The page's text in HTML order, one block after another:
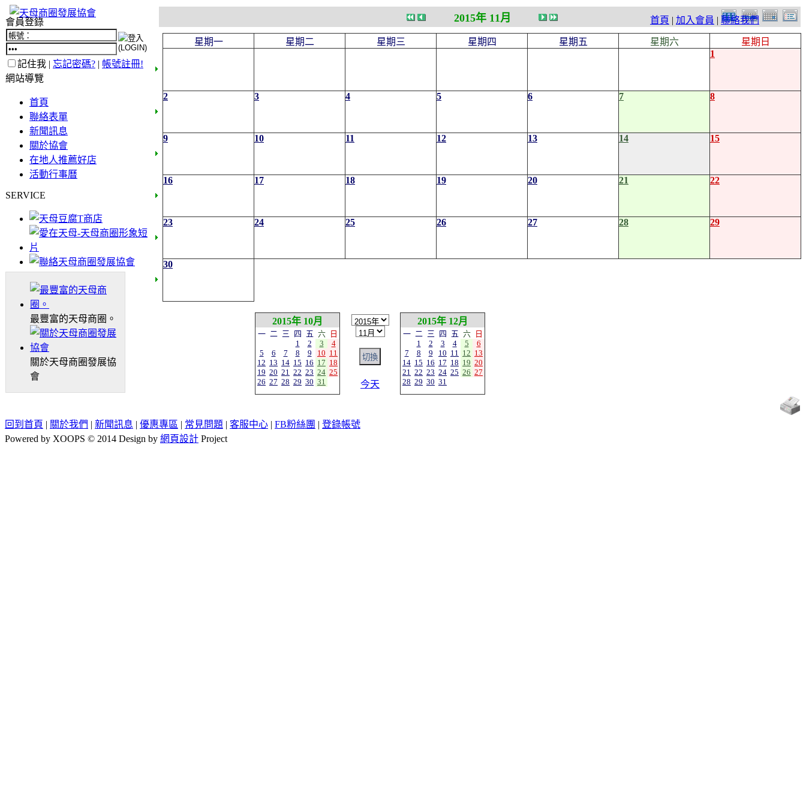
首頁 | 加入會員 | 聯絡我們
會員登錄
記住我 | 忘記密碼? | 帳號註冊!
網站導覽
首頁
聯絡表單
新聞訊息
關於協會
在地人推薦好店
活動行事曆
SERVICE
最豐富的天母商圈。
關於天母商圈發展協
會
2015年 11月
星期一 星期二 星期三 星期四 星期五 星期六
星期日
1
2 3 4 5 6 7 8
9 10 11 12 13 14 15
16 17 18 19 20 21 22
23 24 25 26 27 28 29
30
2015年 10月
一 二 三 四 五 六
日
1
2 3
4
5
6 7 8 9 10 11
12 13 14 15 16 17 18
19 20 21 22 23 24 25
26 27 28 29 30 31 今天
2015年 12月
一 二 三 四 五 六
日
1
2 3 4 5
6
7
8 9 10 11 12 13
14 15 16 17 18 19 20
21 22 23 24 25 26 27
28 29 30 31
回到首頁 | 關於我們 | 新聞訊息 | 優惠專區 | 常見問題 | 客服中心 | FB粉絲團 | 登錄帳號
Powered by XOOPS © 2014 Design by 網頁設計 Project